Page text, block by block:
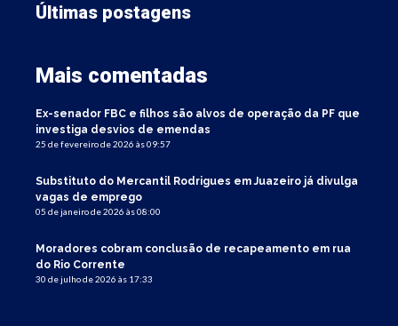
Últimas postagens
Mais comentadas
Ex-senador FBC e filhos são alvos de operação da PF que
investiga desvios de emendas
25 de fevereiro de 2026 às 09:57
Substituto do Mercantil Rodrigues em Juazeiro já divulga
vagas de emprego
05 de janeiro de 2026 às 08:00
Moradores cobram conclusão de recapeamento em rua
do Rio Corrente
30 de julho de 2026 às 17:33